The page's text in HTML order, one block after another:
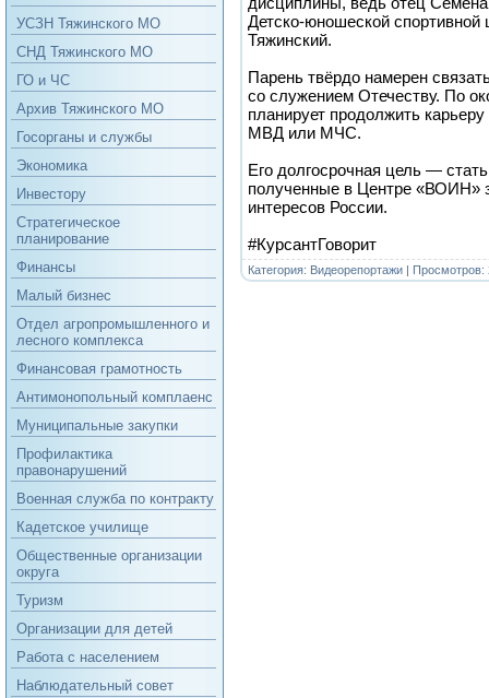
УСЗН Тяжинского МО
СНД Тяжинского МО
ГО и ЧС
Архив Тяжинского МО
Госорганы и службы
Экономика
Инвестору
Стратегическое
планирование
Финансы
Малый бизнес
Отдел агропромышленного и
лесного комплекса
Финансовая грамотность
Антимонопольный комплаенс
Муниципальные закупки
Профилактика
правонарушений
Военная служба по контракту
Кадетское училище
Общественные организации
округа
Туризм
Организации для детей
Работа с населением
Наблюдательный совет
Детско-юношеской
Тяжинский.
Парень твёрдо намерен
со служением Отечеству. По
планирует продолжить
МВД или МЧС.
Его долгосрочная цель —
полученные в Центре «ВОИН»
интересов России.
#КурсантГоворит
Категория: Видеорепортажи |